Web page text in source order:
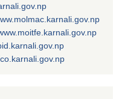
molmac.karnali.gov.np
moitfe.karnali.gov.np